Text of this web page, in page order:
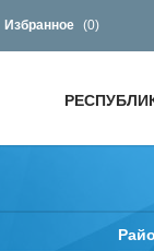
Избранное (0)